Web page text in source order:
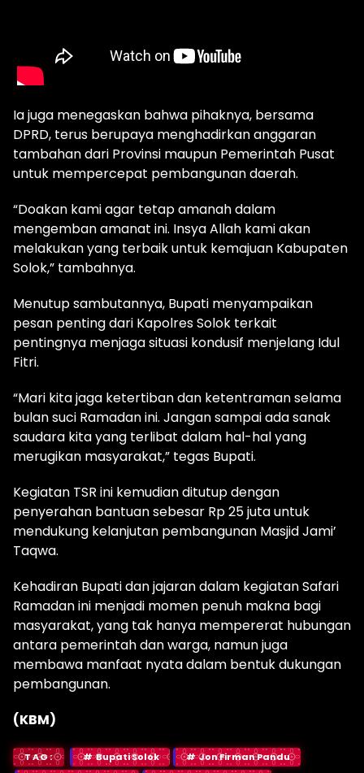
Ia juga menegaskan bahwa pihaknya, bersama
DPRD, terus berupaya menghadirkan anggaran
tambahan dari Provinsi maupun Pemerintah Pusat
untuk mempercepat pembangunan daerah.
“Doakan kami agar tetap amanah dalam
mengemban amanat ini. Insya Allah kami akan
melakukan yang terbaik untuk kemajuan Kabupaten
Solok,” tambahnya.
Menutup sambutannya, Bupati menyampaikan
pesan penting dari Kapolres Solok terkait
pentingnya menjaga situasi kondusif menjelang Idul
Fitri.
“Mari kita jaga ketertiban dan ketentraman selama
bulan suci Ramadan ini. Jangan sampai ada sanak
saudara kita yang terlibat dalam hal-hal yang
merugikan masyarakat,” tegas Bupati.
Kegiatan TSR ini kemudian ditutup dengan
penyerahan bantuan sebesar Rp 25 juta untuk
mendukung kelanjutan pembangunan Masjid Jami’
Taqwa.
Kehadiran Bupati dan jajaran dalam kegiatan Safari
Ramadan ini menjadi momen penuh makna bagi
masyarakat, yang tak hanya mempererat hubungan
antara pemerintah dan warga, namun juga
membawa manfaat nyata dalam bentuk dukungan
pembangunan.
(KBM)
TAG: Bupati Solok
Jon Firman Pandu